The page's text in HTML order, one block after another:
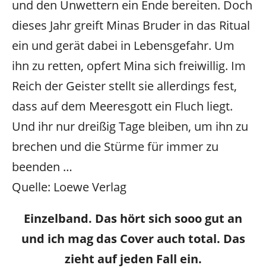
und den Unwettern ein Ende bereiten. Doch
dieses Jahr greift Minas Bruder in das Ritual
ein und gerät dabei in Lebensgefahr. Um
ihn zu retten, opfert Mina sich freiwillig. Im
Reich der Geister stellt sie allerdings fest,
dass auf dem Meeresgott ein Fluch liegt.
Und ihr nur dreißig Tage bleiben, um ihn zu
brechen und die Stürme für immer zu
beenden …
Quelle: Loewe Verlag
Einzelband. Das hört sich sooo gut an
und ich mag das Cover auch total. Das
zieht auf jeden Fall ein.